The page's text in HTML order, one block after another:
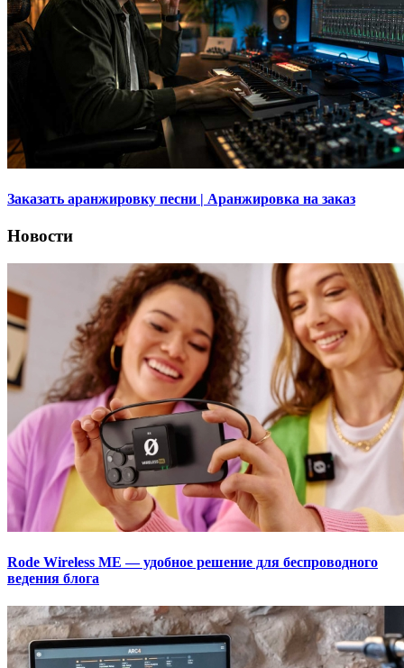
Заказать аранжировку песни | Аранжировка на заказ
Новости
Rode Wireless ME — удобное решение для беспроводного
ведения блога